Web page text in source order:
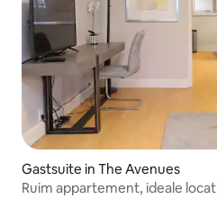
Gastsuite in The Avenues
Ruim appartement, ideale